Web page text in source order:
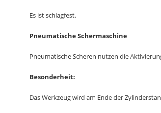
Es ist schlagfest.
Pneumatische Schermaschine
Pneumatische Scheren nutzen die
Besonderheit:
Das Werkzeug wird am Ende der